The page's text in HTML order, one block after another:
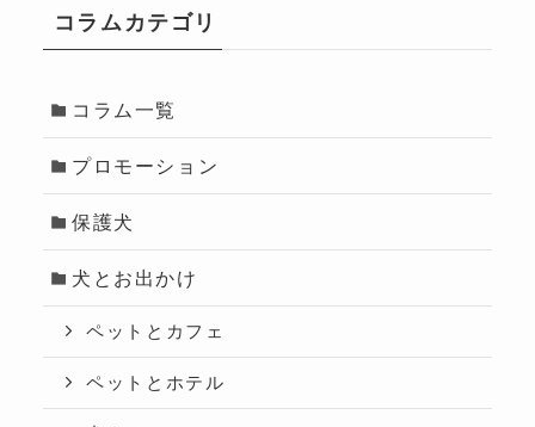
コラムカテゴリ
コラム一覧
プロモーション
保護犬
犬とお出かけ
ペットとカフェ
ペットとホテル